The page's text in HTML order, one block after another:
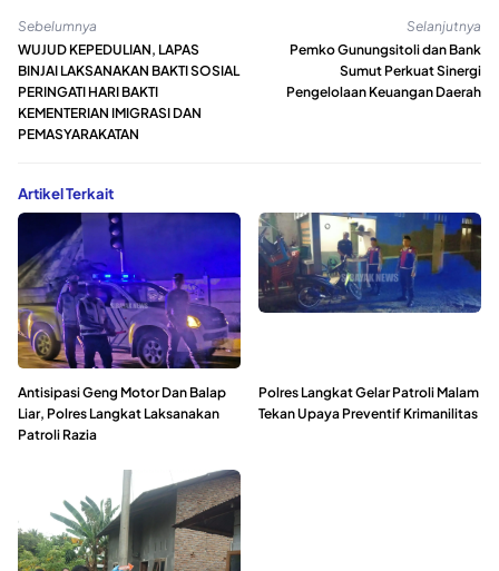
Sebelumnya
WUJUD KEPEDULIAN, LAPAS
BINJAI LAKSANAKAN BAKTI SOSIAL
PERINGATI HARI BAKTI
KEMENTERIAN IMIGRASI DAN
PEMASYARAKATAN
Selanjutnya
Pemko Gunungsitoli dan Bank
Sumut Perkuat Sinergi
Pengelolaan Keuangan Daerah
Artikel Terkait
Antisipasi Geng Motor Dan Balap
Liar, Polres Langkat Laksanakan
Patroli Razia
Polres Langkat Gelar Patroli Malam
Tekan Upaya Preventif Krimanilitas